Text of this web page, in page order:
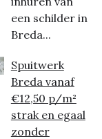
een schilder in
Breda...
Spuitwerk
Breda vanaf
€12,50 p/m²
strak en egaal
zonder